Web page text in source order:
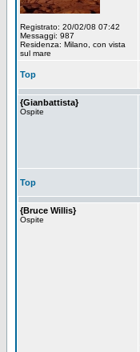
Registrato: 20/02/08 07:42
Messaggi: 987
Residenza: Milano, con vista
sul mare
Top
{Gianbattista}
Ospite
Top
{Bruce Willis}
Ospite